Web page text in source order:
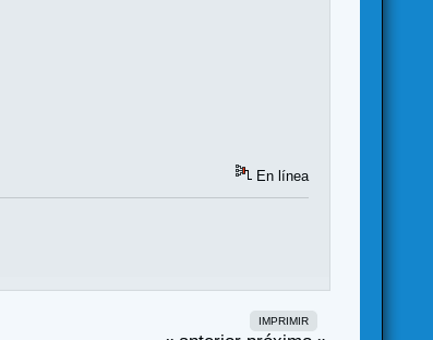
En línea
IMPRIMIR